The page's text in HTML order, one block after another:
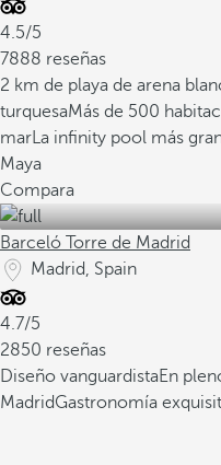
4.5/5
7888 reseñas
2 km de playa de arena
turquesaMás de 500
marLa infinity pool más
Maya
Compara
Barceló Torre de Madrid
Madrid, Spain
4.7/5
2850 reseñas
Diseño vanguardistaEn
MadridGastronomía